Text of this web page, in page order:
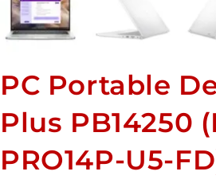
PC Portable
Plus PB14250
PRO14P-U5-